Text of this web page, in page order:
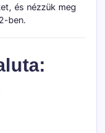
és nézzük meg
ben.